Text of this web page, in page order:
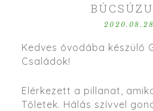
Kedves óvodába készülő
Családok!
Elérkezett a pillanat,
Tőletek. Hálás szívvel